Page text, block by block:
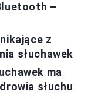
–
z
słuchawek
ma
słuchu